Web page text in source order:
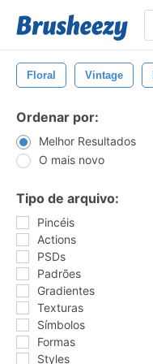
Floral Vintage
Ordenar por:
Melhor Resultados
O mais novo
Tipo de arquivo:
Pincéis
Actions
PSDs
Padrões
Gradientes
Texturas
Símbolos
Formas
Styles